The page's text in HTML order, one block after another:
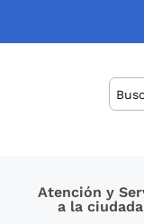
Atención y
a la